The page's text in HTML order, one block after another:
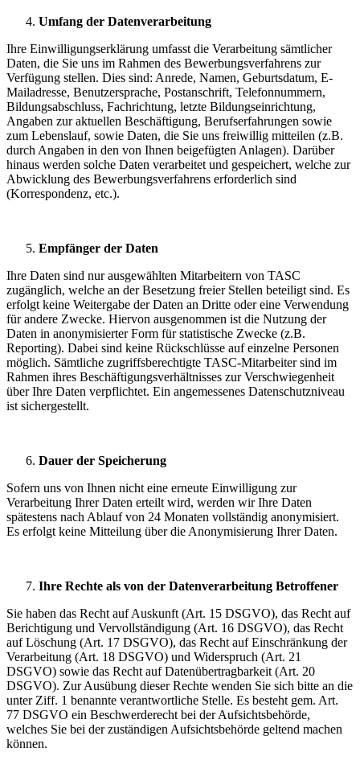
Umfang der Datenverarbeitung
Ihre Einwilligungserklärung umfasst die Verarbeitung sämtlicher
Daten, die Sie uns im Rahmen des Bewerbungsverfahrens zur
Verfügung stellen. Dies sind: Anrede, Namen, Geburtsdatum, E-
Mailadresse, Benutzersprache, Postanschrift, Telefonnummern,
Bildungsabschluss, Fachrichtung, letzte Bildungseinrichtung,
Angaben zur aktuellen Beschäftigung, Berufserfahrungen sowie
zum Lebenslauf, sowie Daten, die Sie uns freiwillig mitteilen (z.B.
durch Angaben in den von Ihnen beigefügten Anlagen). Darüber
hinaus werden solche Daten verarbeitet und gespeichert, welche zur
Abwicklung des Bewerbungsverfahrens erforderlich sind
(Korrespondenz, etc.).
Empfänger der Daten
Ihre Daten sind nur ausgewählten Mitarbeitern von TASC
zugänglich, welche an der Besetzung freier Stellen beteiligt sind. Es
erfolgt keine Weitergabe der Daten an Dritte oder eine Verwendung
für andere Zwecke. Hiervon ausgenommen ist die Nutzung der
Daten in anonymisierter Form für statistische Zwecke (z.B.
Reporting). Dabei sind keine Rückschlüsse auf einzelne Personen
möglich. Sämtliche zugriffsberechtigte TASC-Mitarbeiter sind im
Rahmen ihres Beschäftigungsverhältnisses zur Verschwiegenheit
über Ihre Daten verpflichtet. Ein angemessenes Datenschutzniveau
ist sichergestellt.
Dauer der Speicherung
Sofern uns von Ihnen nicht eine erneute Einwilligung zur
Verarbeitung Ihrer Daten erteilt wird, werden wir Ihre Daten
spätestens nach Ablauf von 24 Monaten vollständig anonymisiert.
Es erfolgt keine Mitteilung über die Anonymisierung Ihrer Daten.
Ihre Rechte als von der Datenverarbeitung Betroffener
Sie haben das Recht auf Auskunft (Art. 15 DSGVO), das Recht auf
Berichtigung und Vervollständigung (Art. 16 DSGVO), das Recht
auf Löschung (Art. 17 DSGVO), das Recht auf Einschränkung der
Verarbeitung (Art. 18 DSGVO) und Widerspruch (Art. 21
DSGVO) sowie das Recht auf Datenübertragbarkeit (Art. 20
DSGVO). Zur Ausübung dieser Rechte wenden Sie sich bitte an die
unter Ziff. 1 benannte verantwortliche Stelle. Es besteht gem. Art.
77 DSGVO ein Beschwerderecht bei der Aufsichtsbehörde,
welches Sie bei der zuständigen Aufsichtsbehörde geltend machen
können.